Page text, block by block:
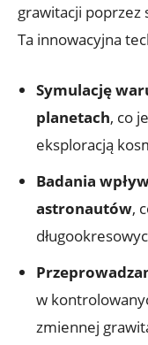
grawitacji⁤ poprzez
Ta innowacyjna
Symulację
planetach,⁢ co
eksploracją
Badania
astronautów,
w
zmiennej